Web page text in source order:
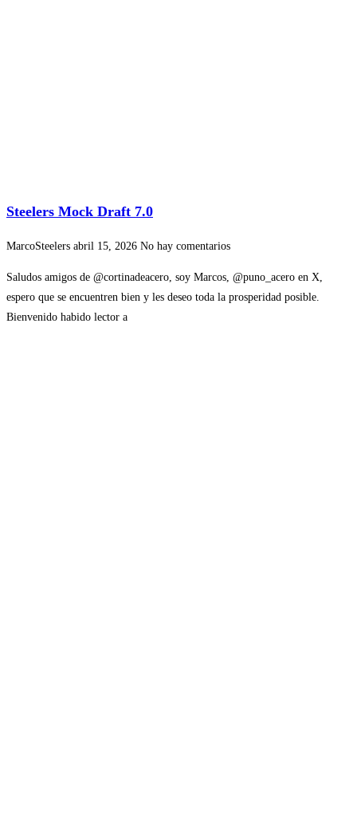
Steelers Mock Draft 7.0
MarcoSteelers abril 15, 2026 No hay comentarios
Saludos amigos de @cortinadeacero, soy Marcos, @puno_acero en X,
espero que se encuentren bien y les deseo toda la prosperidad posible.
Bienvenido habido lector a